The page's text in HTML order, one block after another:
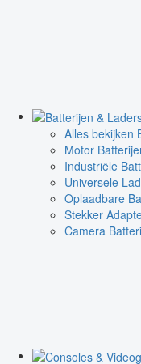
Alles bekijken
Motor
Industriële
Universele
Oplaadbare
Stekker
Camera